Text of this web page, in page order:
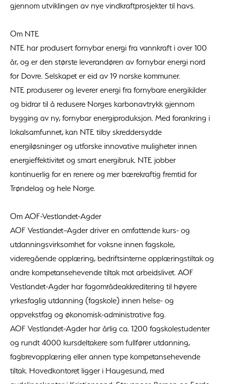
gjennom utviklingen av nye vindkraftprosjekter til havs.
Om NTE
NTE har produsert fornybar energi fra vannkraft i over 100
år, og er den største leverandøren av fornybar energi nord
for Dovre. Selskapet er eid av 19 norske kommuner.
NTE produserer og leverer energi fra fornybare energikilder
og bidrar til å redusere Norges karbonavtrykk gjennom
bygging av ny, fornybar energiproduksjon. Med forankring i
lokalsamfunnet, kan NTE tilby skreddersydde
energiløsninger og utforske innovative muligheter innen
energieffektivitet og smart energibruk. NTE jobber
kontinuerlig for en renere og mer bærekraftig fremtid for
Trøndelag og hele Norge.
Om AOF-Vestlandet-Agder
AOF Vestlandet–Agder driver en omfattende kurs- og
utdanningsvirksomhet for voksne innen fagskole,
videregående opplæring, bedriftsinterne opplæringstiltak og
andre kompetansehevende tiltak mot arbeidslivet. AOF
Vestlandet-Agder har fagområdeakkreditering til høyere
yrkesfaglig utdanning (fagskole) innen helse- og
oppvekstfag og økonomisk-administrative fag.
AOF Vestlandet-Agder har årlig ca. 1200 fagskolestudenter
og rundt 4000 kursdeltakere som fullfører utdanning,
fagbrevopplæring eller annen type kompetansehevende
tiltak. Hovedkontoret ligger i Haugesund, med